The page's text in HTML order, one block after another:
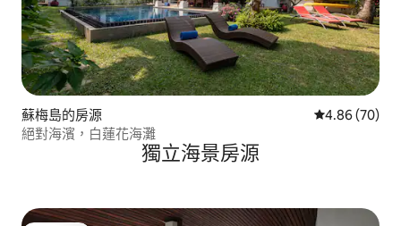
蘇梅島的房源 從 70 則評價
4.86 (70)
絕對海濱，白蓮花海灘
獨立海景房源